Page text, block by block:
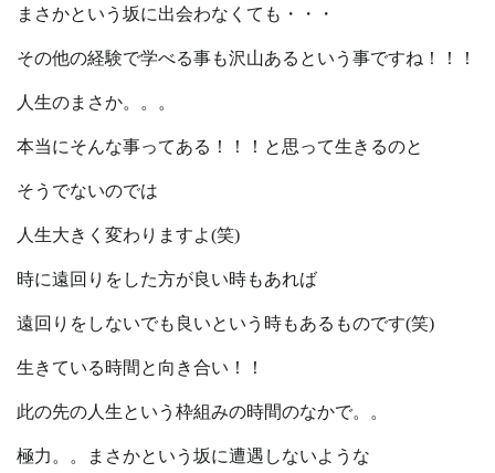
まさかという坂に出会わなくても・・・
その他の経験で学べる事も沢山あるという事ですね！！！
人生のまさか。。。
本当にそんな事ってある！！！と思って生きるのと
そうでないのでは
人生大きく変わりますよ(笑)
時に遠回りをした方が良い時もあれば
遠回りをしないでも良いという時もあるものです(笑)
生きている時間と向き合い！！
此の先の人生という枠組みの時間のなかで。。
極力。。まさかという坂に遭遇しないような